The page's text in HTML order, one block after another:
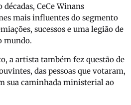
décadas, CeCe Winans
mais influentes do segmento
sucessos e uma legião de
mundo.
a artista também fez questão de
das pessoas que votaram,
sua caminhada ministerial ao